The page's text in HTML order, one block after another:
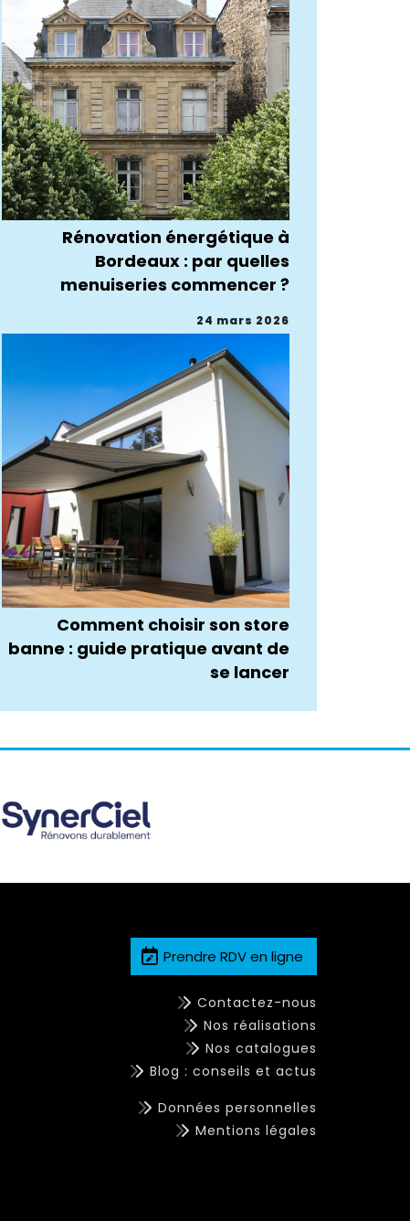
Rénovation énergétique à
Bordeaux : par quelles
menuiseries commencer ?
24 mars 2026
Comment choisir son store
banne : guide pratique avant de
se lancer
Prendre RDV en ligne
Contactez-nous
Nos réalisations
Nos catalogues
Blog : conseils et actus
Données personnelles
Mentions légales